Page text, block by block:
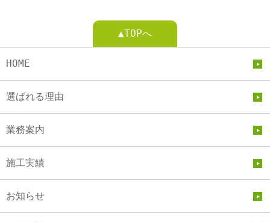
▲TOPへ
HOME
選ばれる理由
業務案内
施工実績
お知らせ